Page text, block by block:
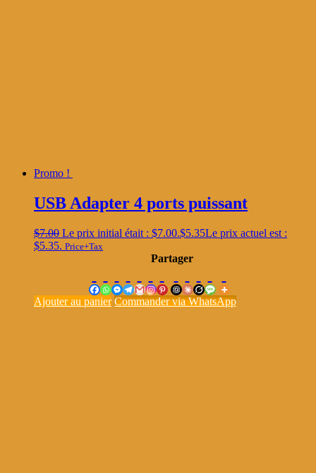
Promo !
USB Adapter 4 ports puissant
$7.00 Le prix initial était : $7.00.$5.35Le prix actuel est :
$5.35. Price+Tax
Partager
Ajouter au panier Commander via WhatsApp